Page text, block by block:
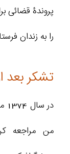
پروندۀ قضائی
را به زندان
تشکر
من مراجعه